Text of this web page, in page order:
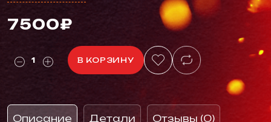
7500₽
В КОРЗИНУ
Описание Детали Отзывы (0)